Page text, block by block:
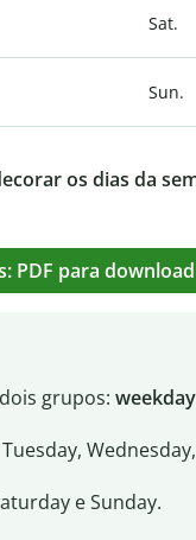
Sat.
Sun.
os dias da
PDF para download
grupos:
e Sunday.